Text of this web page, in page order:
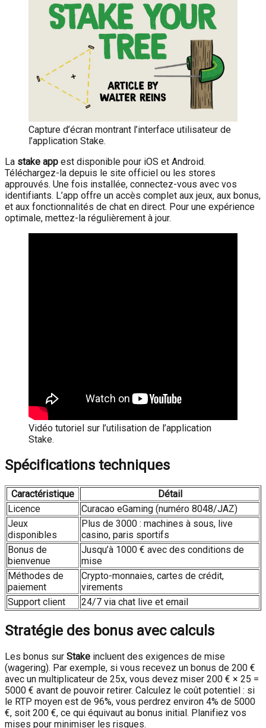
Capture d’écran montrant l’interface utilisateur de
l’application Stake.
La stake app est disponible pour iOS et Android.
Téléchargez-la depuis le site officiel ou les stores
approuvés. Une fois installée, connectez-vous avec vos
identifiants. L’app offre un accès complet aux jeux, aux bonus,
et aux fonctionnalités de chat en direct. Pour une expérience
optimale, mettez-la régulièrement à jour.
Vidéo tutoriel sur l’utilisation de l’application
Stake.
Spécifications techniques
Caractéristique
Détail
Licence
Curacao eGaming (numéro 8048/JAZ)
Jeux
disponibles
Plus de 3000 : machines à sous, live
casino, paris sportifs
Bonus de
bienvenue
Jusqu’à 1000 € avec des conditions de
mise
Méthodes de
paiement
Crypto-monnaies, cartes de crédit,
virements
Support client
24/7 via chat live et email
Stratégie des bonus avec calculs
Les bonus sur Stake incluent des exigences de mise
(wagering). Par exemple, si vous recevez un bonus de 200 €
avec un multiplicateur de 25x, vous devez miser 200 € × 25 =
5000 € avant de pouvoir retirer. Calculez le coût potentiel : si
le RTP moyen est de 96%, vous perdrez environ 4% de 5000
€, soit 200 €, ce qui équivaut au bonus initial. Planifiez vos
mises pour minimiser les risques.